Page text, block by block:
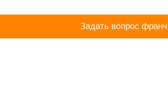
Задать вопрос